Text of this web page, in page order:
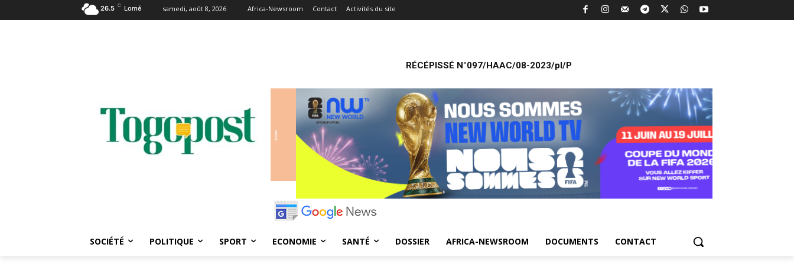
26.5 C Lomé samedi, août 8, 2026 Africa-Newsroom Contact Activités du site
RÉCÉPISSÉ N°097/HAAC/08-2023/pl/P
SOCIÉTÉ POLITIQUE SPORT ECONOMIE SANTÉ DOSSIER AFRICA-NEWSROOM DOCUMENTS CONTACT